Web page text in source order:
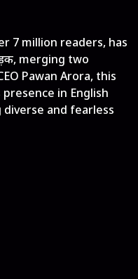
7 million readers, has
merging two
Pawan Arora, this
in English
and fearless